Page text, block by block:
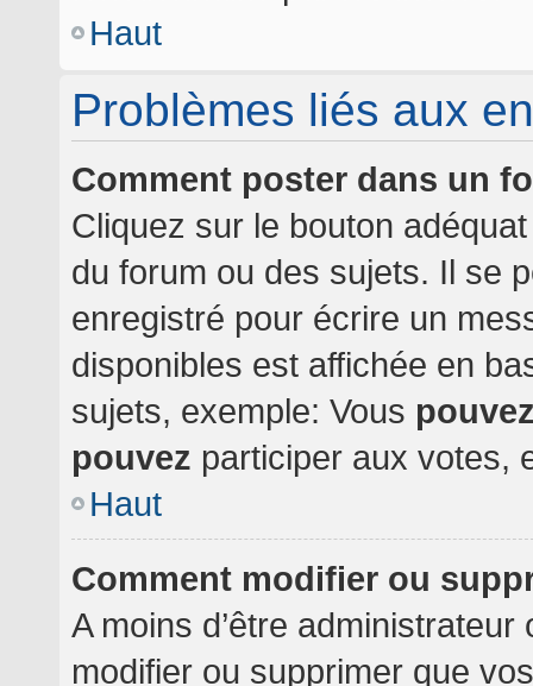
Haut
Problèmes liés aux
Comment poster dans un
Cliquez sur le bouton
du forum ou des sujets. Il se
enregistré pour écrire un
disponibles est affichée en
sujets, exemple: Vous
pouvez participer aux votes,
Haut
Comment modifier ou
A moins d’être
modifier ou supprimer que